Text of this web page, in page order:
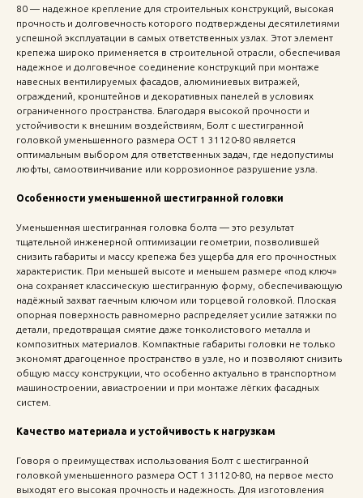
80 — надежное крепление для строительных конструкций, высокая
прочность и долговечность которого подтверждены десятилетиями
успешной эксплуатации в самых ответственных узлах. Этот элемент
крепежа широко применяется в строительной отрасли, обеспечивая
надежное и долговечное соединение конструкций при монтаже
навесных вентилируемых фасадов, алюминиевых витражей,
ограждений, кронштейнов и декоративных панелей в условиях
ограниченного пространства. Благодаря высокой прочности и
устойчивости к внешним воздействиям, Болт с шестигранной
головкой уменьшенного размера ОСТ 1 31120-80 является
оптимальным выбором для ответственных задач, где недопустимы
люфты, самоотвинчивание или коррозионное разрушение узла.
Особенности уменьшенной шестигранной головки
Уменьшенная шестигранная головка болта — это результат
тщательной инженерной оптимизации геометрии, позволившей
снизить габариты и массу крепежа без ущерба для его прочностных
характеристик. При меньшей высоте и меньшем размере «под ключ»
она сохраняет классическую шестигранную форму, обеспечивающую
надёжный захват гаечным ключом или торцевой головкой. Плоская
опорная поверхность равномерно распределяет усилие затяжки по
детали, предотвращая смятие даже тонколистового металла и
композитных материалов. Компактные габариты головки не только
экономят драгоценное пространство в узле, но и позволяют снизить
общую массу конструкции, что особенно актуально в транспортном
машиностроении, авиастроении и при монтаже лёгких фасадных
систем.
Качество материала и устойчивость к нагрузкам
Говоря о преимуществах использования Болт с шестигранной
головкой уменьшенного размера ОСТ 1 31120-80, на первое место
выходят его высокая прочность и надежность. Для изготовления